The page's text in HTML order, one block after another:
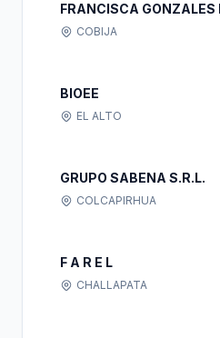
FRANCISCA GONZALES
COBIJA
BIOEE
EL ALTO
GRUPO SABENA S.R.L.
COLCAPIRHUA
F A R E L
CHALLAPATA